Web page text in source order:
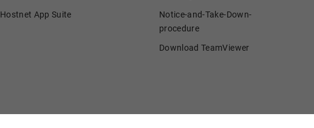
Hostnet App Suite
Notice-and-Take-Down-
procedure
Download TeamViewer